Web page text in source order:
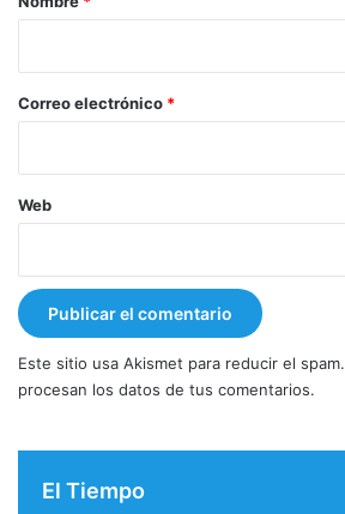
*
Correo electrónico *
Web
Este sitio usa Akismet para reducir el spam.
procesan los datos de tus comentarios.
El Tiempo